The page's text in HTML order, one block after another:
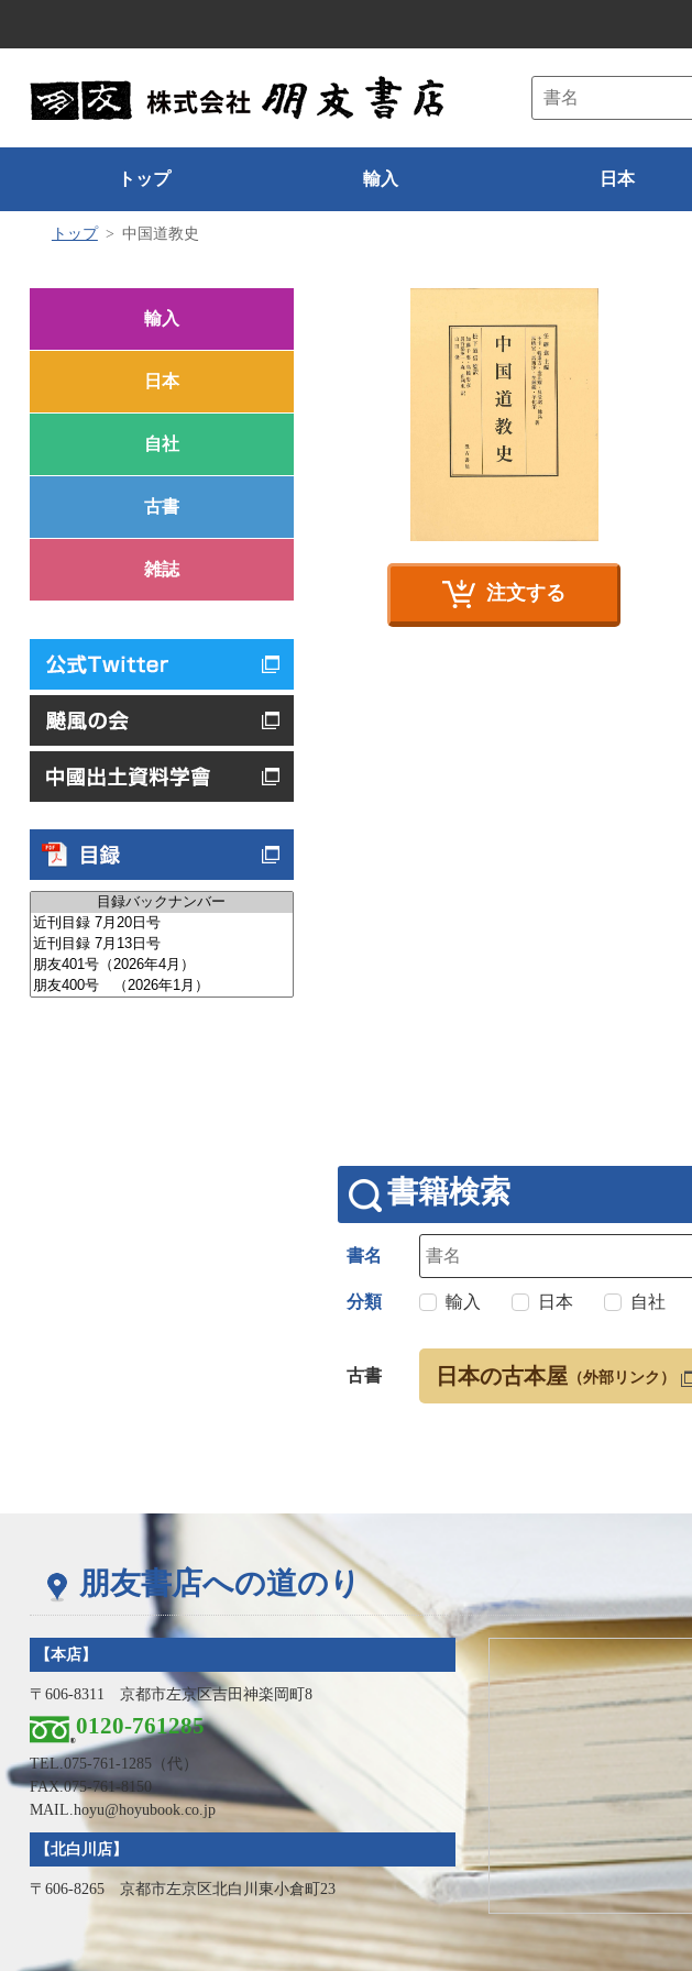
トップ 輸入 日本
トップ 中国道教史
輸入
日本
自社
古書
雑誌
注文する
書籍検索
書名
分類 輸入 日本 自社
古書 日本の古本屋 （外部リンク）
朋友書店への道のり
【本店】
〒606-8311 京都市左京区吉田神楽岡町8
0120-761285
TEL.075-761-1285 （代）
FAX.075-761-8150
MAIL.hoyu@hoyubook.co.jp
【北白川店】
〒606-8265 京都市左京区北白川東小倉町23